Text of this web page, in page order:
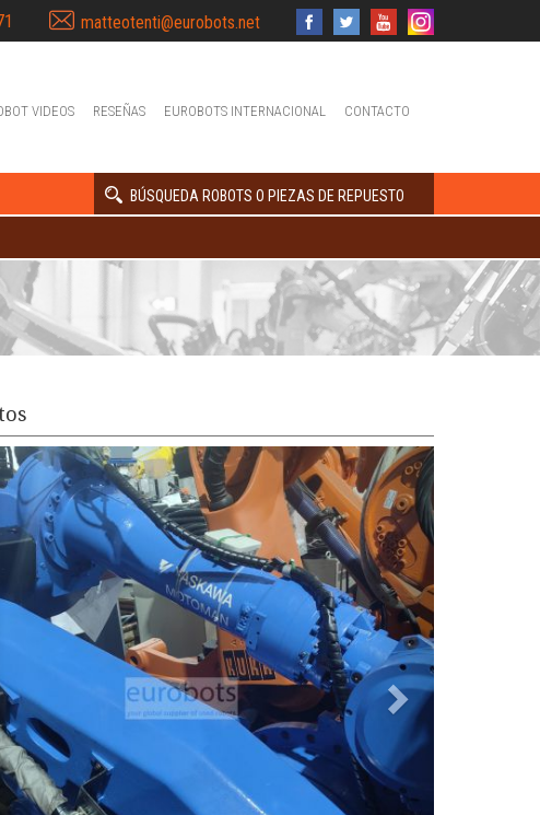
matteotenti@eurobots.net
VIDEOS RESEÑAS EUROBOTS INTERNACIONAL CONTACTO
BÚSQUEDA ROBOTS O PIEZAS DE REPUESTO